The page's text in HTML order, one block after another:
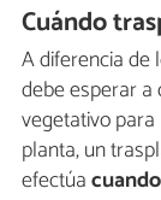
Cuándo
A diferencia de
debe esperar
vegetativo
planta, un
efectúa